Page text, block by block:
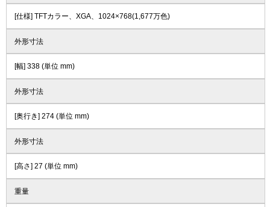
[仕様] TFTカラー、XGA、1024×768(1,677万色)
外形寸法
[幅] 338 (単位 mm)
外形寸法
[奥行き] 274 (単位 mm)
外形寸法
[高さ] 27 (単位 mm)
重量